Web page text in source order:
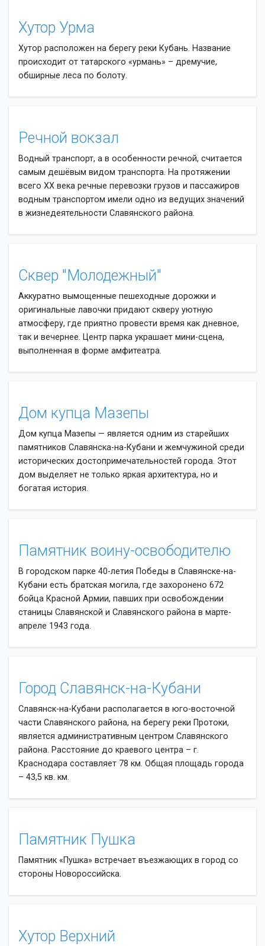
Хутор Урма
Хутор расположен на берегу реки Кубань. Название
происходит от татарского «урмань» – дремучие,
обширные леса по болоту.
Речной вокзал
Водный транспорт, а в особенности речной, считается
самым дешёвым видом транспорта. На протяжении
всего XX века речные перевозки грузов и пассажиров
водным транспортом имели одно из ведущих значений
в жизнедеятельности Славянского района.
Сквер "Молодежный"
Аккуратно вымощенные пешеходные дорожки и
оригинальные лавочки придают скверу уютную
атмосферу, где приятно провести время как дневное,
так и вечернее. Центр парка украшает мини-сцена,
выполненная в форме амфитеатра.
Дом купца Мазепы
Дом купца Мазепы — является одним из старейших
памятников Славянска-на-Кубани и жемчужиной среди
исторических достопримечательностей города. Этот
дом выделяет не только яркая архитектура, но и
богатая история.
Памятник воину-освободителю
В городском парке 40-летия Победы в Славянске-на-
Кубани есть братская могила, где захоронено 672
бойца Красной Армии, павших при освобождении
станицы Славянской и Славянского района в марте-
апреле 1943 года.
Город Славянск-на-Кубани
Славянск-на-Кубани располагается в юго-восточной
части Славянского района, на берегу реки Протоки,
является административным центром Славянского
района. Расстояние до краевого центра – г.
Краснодара составляет 78 км. Общая площадь города
– 43,5 кв. км.
Памятник Пушка
Памятник «Пушка» встречает въезжающих в город со
стороны Новороссийска.
Хутор Верхний